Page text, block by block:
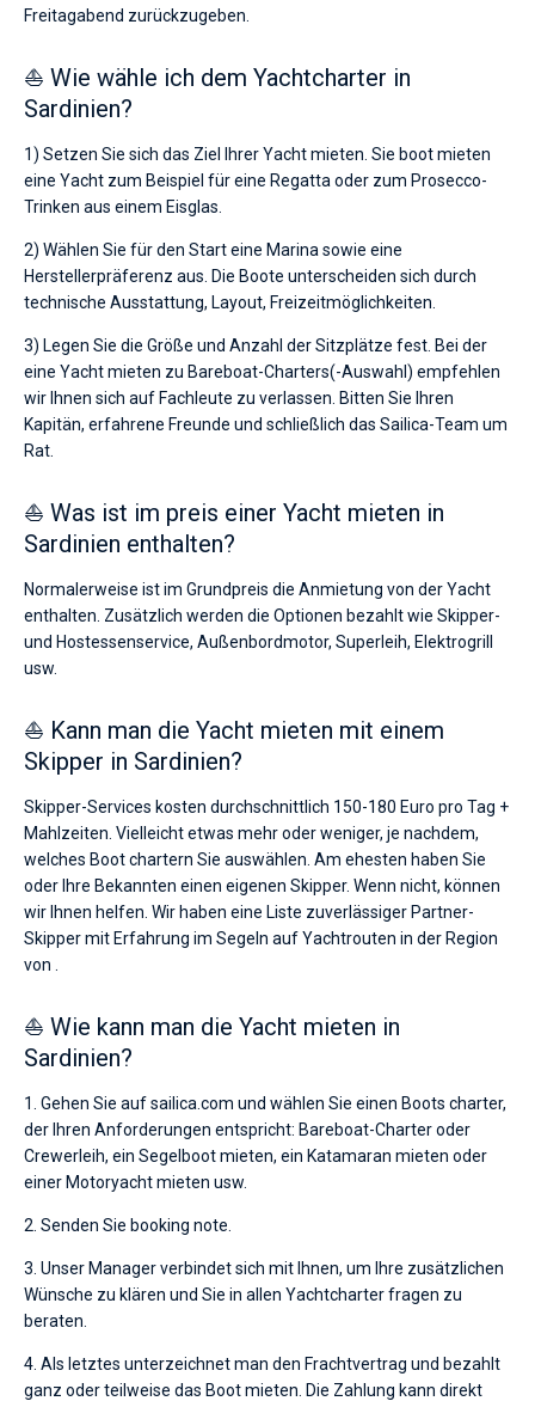
Freitagabend zurückzugeben.
⛵ Wie wähle ich dem Yachtcharter in
Sardinien?
1) Setzen Sie sich das Ziel Ihrer Yacht mieten. Sie boot mieten
eine Yacht zum Beispiel für eine Regatta oder zum Prosecco-
Trinken aus einem Eisglas.
2) Wählen Sie für den Start eine Marina sowie eine
Herstellerpräferenz aus. Die Boote unterscheiden sich durch
technische Ausstattung, Layout, Freizeitmöglichkeiten.
3) Legen Sie die Größe und Anzahl der Sitzplätze fest. Bei der
eine Yacht mieten zu Bareboat-Charters(-Auswahl) empfehlen
wir Ihnen sich auf Fachleute zu verlassen. Bitten Sie Ihren
Kapitän, erfahrene Freunde und schließlich das Sailica-Team um
Rat.
⛵ Was ist im preis einer Yacht mieten in
Sardinien enthalten?
Normalerweise ist im Grundpreis die Anmietung von der Yacht
enthalten. Zusätzlich werden die Optionen bezahlt wie Skipper-
und Hostessenservice, Außenbordmotor, Superleih, Elektrogrill
usw.
⛵ Kann man die Yacht mieten mit einem
Skipper in Sardinien?
Skipper-Services kosten durchschnittlich 150-180 Euro pro Tag +
Mahlzeiten. Vielleicht etwas mehr oder weniger, je nachdem,
welches Boot chartern Sie auswählen. Am ehesten haben Sie
oder Ihre Bekannten einen eigenen Skipper. Wenn nicht, können
wir Ihnen helfen. Wir haben eine Liste zuverlässiger Partner-
Skipper mit Erfahrung im Segeln auf Yachtrouten in der Region
von .
⛵ Wie kann man die Yacht mieten in
Sardinien?
1. Gehen Sie auf sailica.com und wählen Sie einen Boots charter,
der Ihren Anforderungen entspricht: Bareboat-Charter oder
Crewerleih, ein Segelboot mieten, ein Katamaran mieten oder
einer Motoryacht mieten usw.
2. Senden Sie booking note.
3. Unser Manager verbindet sich mit Ihnen, um Ihre zusätzlichen
Wünsche zu klären und Sie in allen Yachtcharter fragen zu
beraten.
4. Als letztes unterzeichnet man den Frachtvertrag und bezahlt
ganz oder teilweise das Boot mieten. Die Zahlung kann direkt